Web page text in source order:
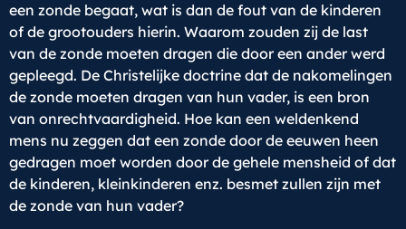
een zonde begaat, wat is dan de fout van de kinderen
of de grootouders hierin. Waarom zouden zij de last
van de zonde moeten dragen die door een ander werd
gepleegd. De Christelijke doctrine dat de nakomelingen
de zonde moeten dragen van hun vader, is een bron
van onrechtvaardigheid. Hoe kan een weldenkend
mens nu zeggen dat een zonde door de eeuwen heen
gedragen moet worden door de gehele mensheid of dat
de kinderen, kleinkinderen enz. besmet zullen zijn met
de zonde van hun vader?